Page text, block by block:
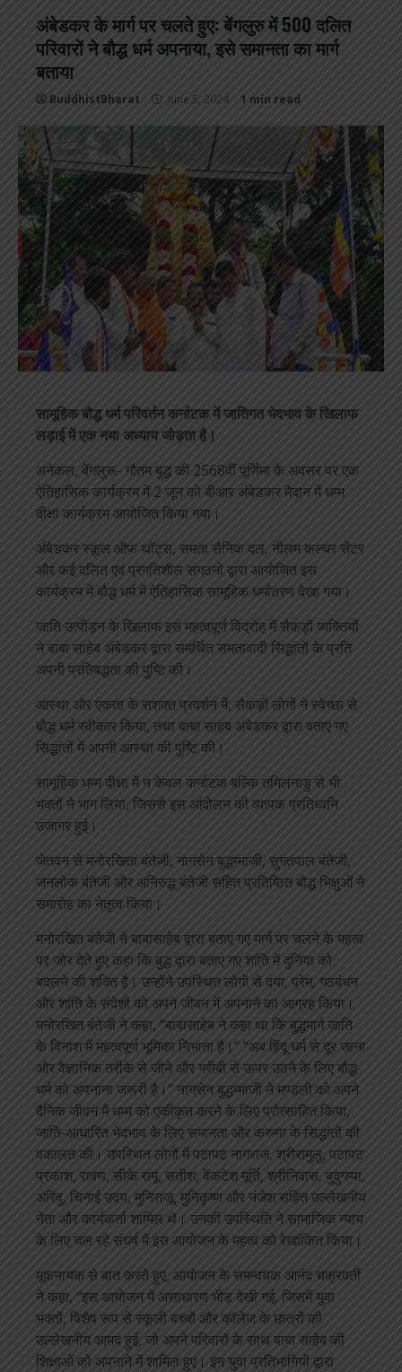
अंबेडकर के मार्ग पर चलते हुए: बेंगलुरु में 500 दलित
परिवारों ने बौद्ध धर्म अपनाया, इसे समानता का मार्ग
बताया
BuddhistBharat June 5, 2024 1 min read
सामूहिक बौद्ध धर्म परिवर्तन कर्नाटक में जातिगत भेदभाव के खिलाफ
लड़ाई में एक नया अध्याय जोड़ता है।
अनेकल, बेंगलुरू- गौतम बुद्ध की 2568वीं पूर्णिमा के अवसर पर एक
ऐतिहासिक कार्यक्रम में 2 जून को बीआर अंबेडकर मैदान में धम्म
दीक्षा कार्यक्रम आयोजित किया गया।
अंबेडकर स्कूल ऑफ थॉट्स, समता सैनिक दल, नीलम कल्चर सेंटर
और कई दलित एवं प्रगतिशील संगठनों द्वारा आयोजित इस
कार्यक्रम में बौद्ध धर्म में ऐतिहासिक सामूहिक धर्मांतरण देखा गया।
जाति उत्पीड़न के खिलाफ इस महत्वपूर्ण विद्रोह में सैकड़ों व्यक्तियों
ने बाबा साहेब अंबेडकर द्वारा समर्थित समतावादी सिद्धांतों के प्रति
अपनी प्रतिबद्धता की पुष्टि की।
आस्था और एकता के सशक्त प्रदर्शन में, सैकड़ों लोगों ने स्वेच्छा से
बौद्ध धर्म स्वीकार किया, तथा बाबा साहब अंबेडकर द्वारा बताए गए
सिद्धांतों में अपनी आस्था की पुष्टि की।
सामूहिक धम्म दीक्षा में न केवल कर्नाटक बल्कि तमिलनाडु से भी
भक्तों ने भाग लिया, जिससे इस आंदोलन की व्यापक प्रतिध्वनि
उजागर हुई।
जेतवन से मनोरखिता बंतेजी, नागसेन बुद्धम्माजी, सुगतपाल बंतेजी,
जनलोक बंतेजी और अनिरुद्ध बंतेजी सहित प्रतिष्ठित बौद्ध भिक्षुओं ने
समारोह का नेतृत्व किया।
मनोरखित बंतेजी ने बाबासाहेब द्वारा बताए गए मार्ग पर चलने के महत्व
पर जोर देते हुए कहा कि बुद्ध द्वारा बताए गए शांति में दुनिया को
बदलने की शक्ति है। उन्होंने उपस्थित लोगों से दया, प्रेम, गठबंधन
और शांति के संदेशों को अपने जीवन में अपनाने का आग्रह किया।
मनोरखित बंतेजी ने कहा, “बाबासाहेब ने कहा था कि बुद्धमार्ग जाति
के विनाश में महत्वपूर्ण भूमिका निभाता है।” “अब हिंदू धर्म से दूर जाना
और वैज्ञानिक तरीके से जीने और गरीबी से ऊपर उठने के लिए बौद्ध
धर्म को अपनाना जरूरी है।” नागसेन बुद्धम्माजी ने मण्डली को अपने
दैनिक जीवन में धम्म को एकीकृत करने के लिए प्रोत्साहित किया,
जाति-आधारित भेदभाव के लिए समानता और करुणा के सिद्धांतों की
वकालत की। उपस्थित लोगों में पटापट नागराज, श्रीरामुलु, पटापट
प्रकाश, रावण, सीके रामू, सतीश, वेंकटेश मूर्ति, श्रीनिवास, बुदुगप्पा,
अरिवु, चिनाई उदय, मुनिराजू, मुनिकृष्ण और नंजेश सहित उल्लेखनीय
नेता और कार्यकर्ता शामिल थे। उनकी उपस्थिति ने सामाजिक न्याय
के लिए चल रहे संघर्ष में इस आयोजन के महत्व को रेखांकित किया।
मूकनायक से बात करते हुए, आयोजन के समन्वयक आनंद चक्रवर्ती
ने कहा, “इस आयोजन में असाधारण भीड़ देखी गई, जिसमें युवा
भक्तों, विशेष रूप से स्कूली बच्चों और कॉलेज के छात्रों की
उल्लेखनीय आमद हुई, जो अपने परिवारों के साथ बाबा साहेब की
शिक्षाओं को अपनाने में शामिल हुए। इन युवा प्रतिभागियों द्वारा